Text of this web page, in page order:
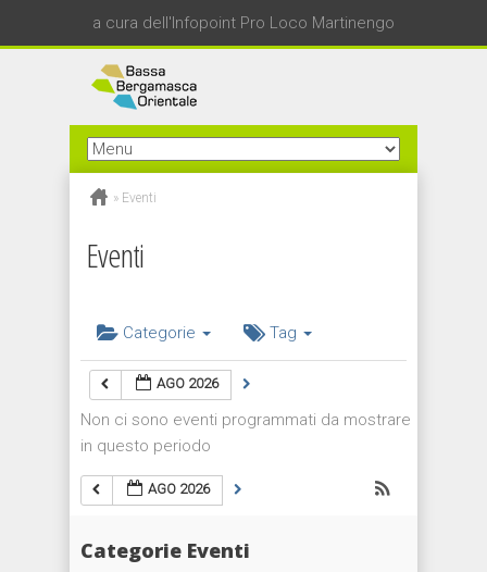
a cura dell'Infopoint Pro Loco Martinengo
» Eventi
Eventi
Categorie Tag
AGO 2026
Non ci sono eventi programmati da mostrare
in questo periodo
AGO 2026
Categorie Eventi